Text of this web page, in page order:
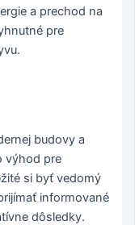
a prechod na
pre
budovy a
výhod pre
si byť vedomý
informované
dôsledky.